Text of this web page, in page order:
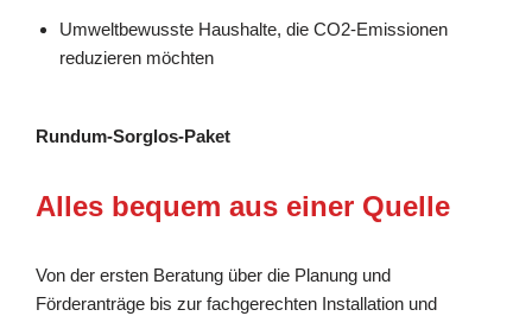
Umweltbewusste Haushalte, die CO2-Emissionen
reduzieren möchten
Rundum-Sorglos-Paket
Alles bequem aus einer Quelle
Von der ersten Beratung über die Planung und
Förderanträge bis zur fachgerechten Installation und